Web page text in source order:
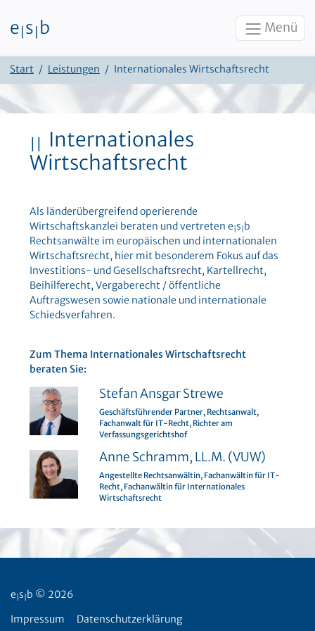
e s b Menü
Start Leistungen Internationales Wirtschaftsrecht
Internationales
Wirtschaftsrecht
Als länderübergreifend operierende
Wirtschaftskanzlei beraten und vertreten e s b
Rechtsanwälte im europäischen und internationalen
Wirtschaftsrecht, hier mit besonderem Fokus auf das
Investitions- und Gesellschaftsrecht, Kartellrecht,
Beihilferecht, Vergaberecht / öffentliche
Auftragswesen sowie nationale und internationale
Schiedsverfahren.
Zum Thema Internationales Wirtschaftsrecht
beraten Sie:
Stefan Ansgar Strewe
Geschäftsführender Partner, Rechtsanwalt,
Fachanwalt für IT-Recht, Richter am
Verfassungsgerichtshof
Anne Schramm, LL.M. (VUW)
Angestellte Rechtsanwältin, Fachanwältin für IT-
Recht, Fachanwältin für Internationales
Wirtschaftsrecht
e s b © 2026
Impressum
Datenschutzerklärung